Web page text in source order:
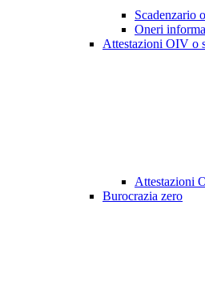
Scadenzario
Oneri
Attestazioni OIV o
Attestazioni
Burocrazia zero